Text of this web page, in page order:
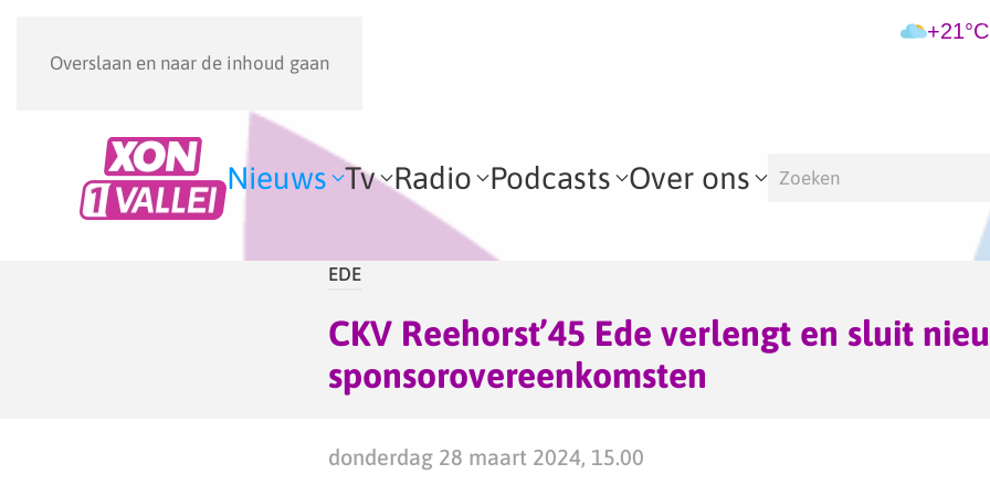
Overslaan en naar de inhoud gaan
+21°C
Nieuws Tv Radio Podcasts Over ons
EDE
CKV Reehorst’45 Ede verlengt en sluit
sponsorovereenkomsten
donderdag 28 maart 2024, 15.00